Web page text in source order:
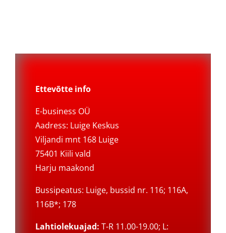
Ettevõtte info
E-business OÜ
Aadress: Luige Keskus
Viljandi mnt 168 Luige
75401 Kiili vald
Harju maakond
Bussipeatus: Luige, bussid nr. 116; 116A,
116B*; 178
Lahtiolekuajad: T-R 11.00-19.00; L: